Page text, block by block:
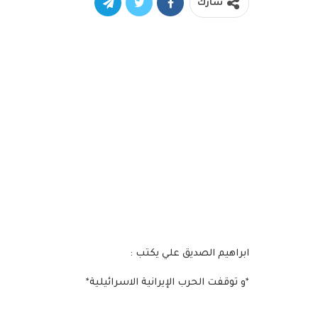
شارك
ابراهيم الصديق علي يكتب :
*و توقفت الحرب الإيرانية الاسرائيلية*